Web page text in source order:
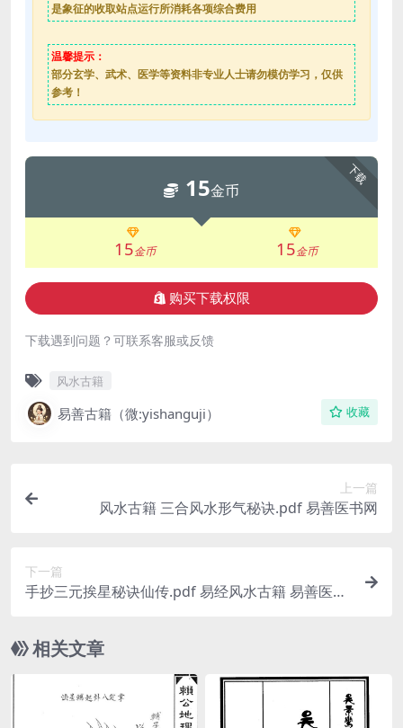
是象征的收取站点运行所消耗各项综合费用
温馨提示：
部分玄学、武术、医学等资料非专业人士请勿模仿学习，仅供
参考！
下载
15金币
15金币 15金币
购买下载权限
下载遇到问题？可联系客服或反馈
风水古籍
易善古籍（微:yishanguji） 收藏
上一篇
风水古籍 三合风水形气秘诀.pdf 易善医书网
下一篇
手抄三元挨星秘诀仙传.pdf 易经风水古籍 易善医书
相关文章